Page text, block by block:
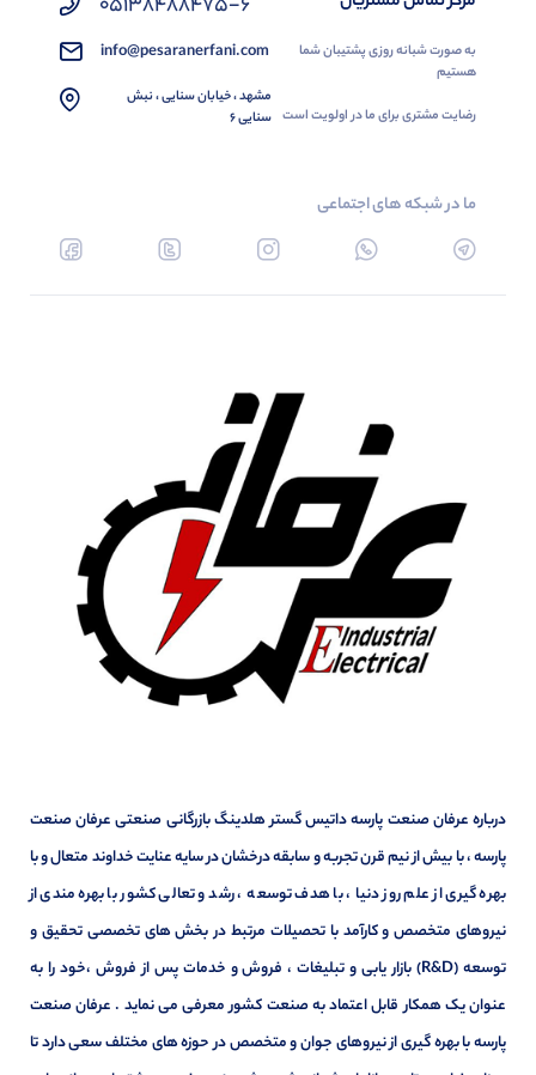
به صورت شبانه روزی پشتیبان شما
هستیم
رضایت مشتری برای ما در اولویت است
info@pesaranerfani.com
مشهد ، خیابان سنایی ، نبش
سنایی 6
ما در شبکه های اجتماعی
درباره عرفان صنعت پارسه داتیس گستر هلدینگ بازرگانی صنعتی عرفان صنعت
پارسه ، با بیش از نیم قرن تجربه و سابقه درخشان در سایه عنایت خداوند متعال و با
بهره گیری از علم روز دنیا ، با هدف توسعه ، رشد و تعالی کشور با بهره مندی از
نیروهای متخصص و کارآمد با تحصیلات مرتبط در بخش های تخصصی تحقیق و
توسعه (R&D) بازار یابی و تبلیغات ، فروش و خدمات پس از فروش ،خود را به
عنوان یک همکار قابل اعتماد به صنعت کشور معرفی می نماید . عرفان صنعت
پارسه با بهره گیری از نیروهای جوان و متخصص در حوزه های مختلف سعی دارد تا